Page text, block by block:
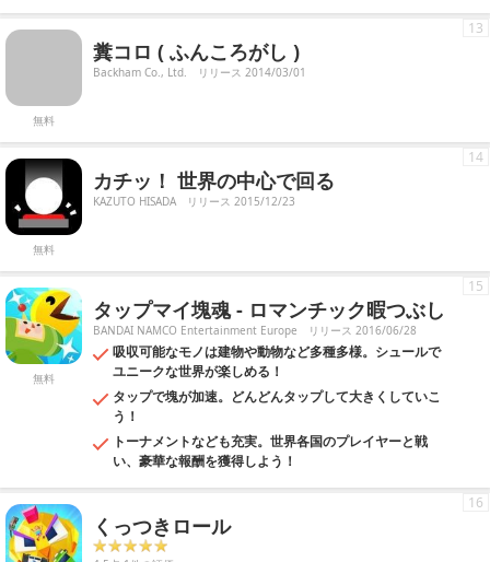
無料
糞コロ ( ふんころがし )
Backham Co., Ltd. リリース 2014/03/01
13
無料
カチッ！ 世界の中心で回る
KAZUTO HISADA リリース 2015/12/23
14
無料
タップマイ塊魂 - ロマンチック暇つぶし
BANDAI NAMCO Entertainment Europe リリース 2016/06/28
吸収可能なモノは建物や動物など多種多様。シュールで
ユニークな世界が楽しめる！
タップで塊が加速。どんどんタップして大きくしていこ
う！
トーナメントなども充実。世界各国のプレイヤーと戦
い、豪華な報酬を獲得しよう！
15
くっつきロール
16